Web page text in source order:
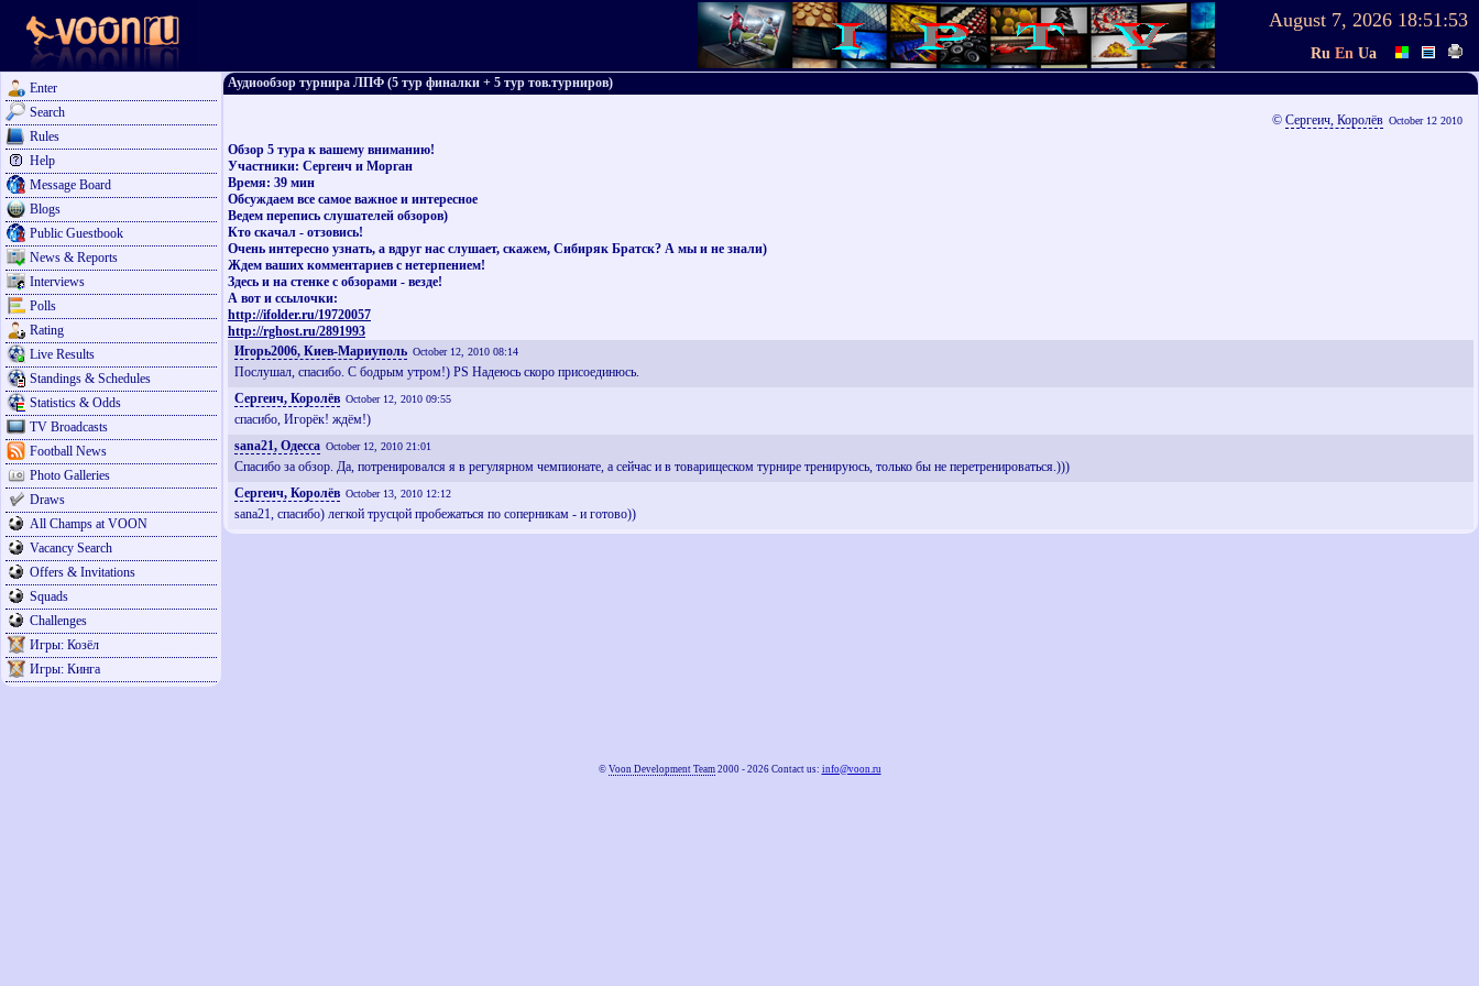
August 7, 2026 18:51:53
Ru En Ua
Enter
Search
Rules
Help
Message Board
Blogs
Public Guestbook
News & Reports
Interviews
Polls
Rating
Live Results
Standings & Schedules
Statistics & Odds
TV Broadcasts
Football News
Photo Galleries
Draws
All Champs at VOON
Vacancy Search
Offers & Invitations
Squads
Challenges
Игры: Козёл
Игры: Кинга
Аудиообзор турнира ЛПФ (5 тур финалки + 5 тур тов.турниров)
© Сергеич, Королёв October 12 2010
Обзор 5 тура к вашему вниманию!
Участники: Сергеич и Морган
Время: 39 мин
Обсуждаем все самое важное и интересное
Ведем перепись слушателей обзоров)
Кто скачал - отзовись!
Очень интересно узнать, а вдруг нас слушает, скажем, Сибиряк Братск? А мы и не знали)
Ждем ваших комментариев с нетерпением!
Здесь и на стенке с обзорами - везде!
А вот и ссылочки:
http://ifolder.ru/19720057
http://rghost.ru/2891993
Игорь2006, Киев-Мариуполь October 12, 2010 08:14
Послушал, спасибо. С бодрым утром!) PS Надеюсь скоро присоединюсь.
Сергеич, Королёв October 12, 2010 09:55
спасибо, Игорёк! ждём!)
sana21, Одесса October 12, 2010 21:01
Спасибо за обзор. Да, потренировался я в регулярном чемпионате, а сейчас и в товарищеском турнире тренируюсь, только бы не перетренироваться.)))
Сергеич, Королёв October 13, 2010 12:12
sana21, спасибо) легкой трусцой пробежаться по соперникам - и готово))
© Voon Development Team2000 - 2026 Contact us: info@voon.ru